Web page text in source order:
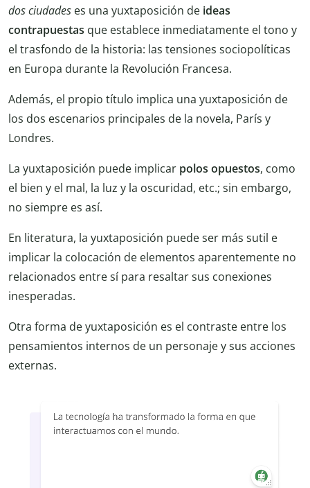
dos ciudades es una yuxtaposición de ideas
contrapuestas que establece inmediatamente el tono y
el trasfondo de la historia: las tensiones sociopolíticas
en Europa durante la Revolución Francesa.
Además, el propio título implica una yuxtaposición de
los dos escenarios principales de la novela, París y
Londres.
La yuxtaposición puede implicar polos opuestos, como
el bien y el mal, la luz y la oscuridad, etc.; sin embargo,
no siempre es así.
En literatura, la yuxtaposición puede ser más sutil e
implicar la colocación de elementos aparentemente no
relacionados entre sí para resaltar sus conexiones
inesperadas.
Otra forma de yuxtaposición es el contraste entre los
pensamientos internos de un personaje y sus acciones
externas.